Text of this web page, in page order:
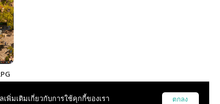
อง
ป
เพิ่มเติมเกี่ยวกับการใช้คุกกี้ของเรา ตกลง